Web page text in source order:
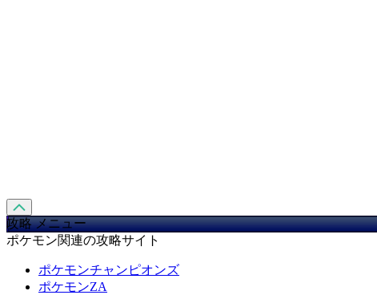
攻略 メニュー
ポケモン関連の攻略サイト
ポケモンチャンピオンズ
ポケモンZA